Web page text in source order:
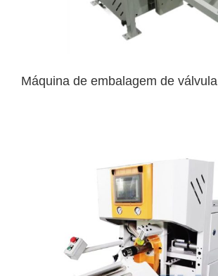
Máquina de embalagem de válvula